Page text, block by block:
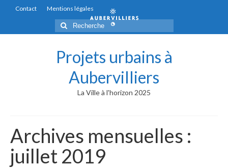
Contact Mentions légales
Rechercher
:
Projets urbains à
Aubervilliers
La Ville à l'horizon 2025
Archives mensuelles :
juillet 2019